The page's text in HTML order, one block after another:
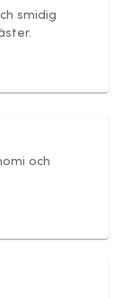
smidig
och